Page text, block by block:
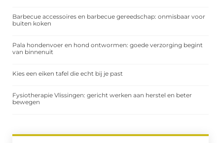
Barbecue accessoires en barbecue gereedschap: onmisbaar voor
buiten koken
Pala hondenvoer en hond ontwormen: goede verzorging begint
van binnenuit
Kies een eiken tafel die echt bij je past
Fysiotherapie Vlissingen: gericht werken aan herstel en beter
bewegen